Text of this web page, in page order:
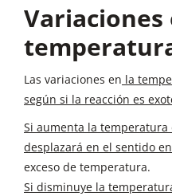
¿Qué perturbación
equilibrio?
¿Cómo lo
Disminuyendo la
¿Hacia qué sentido
Hacia menos
hay 3 y a la derecha
Conclusión:El
derecha
Variaciones
Las variaciones en la
según si la reacción es
Si aumenta la temperatura
desplazará en el sentido
exceso de temperatura.
Si disminuye la